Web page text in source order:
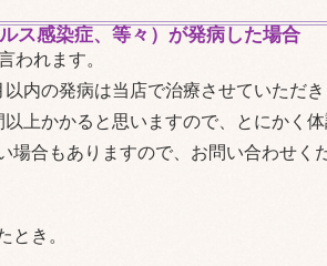
ス感染症、等々）が発病した場合
われます。
内の発病は当店で治療させていただき
上かかると思いますので、とにかく
合もありますので、お問い合わせく
とき。